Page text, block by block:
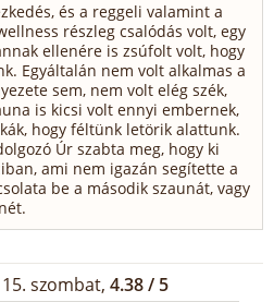
és a reggeli valamint a
részleg csalódás volt, egy
ellenére is zsúfolt volt, hogy
Egyáltalán nem volt alkalmas a
sem, nem volt elég szék,
is kicsi volt ennyi embernek,
hogy féltünk letörik alattunk.
Úr szabta meg, hogy ki
ami nem igazán segítette a
be a második szaunát, vagy
szombat, 4.38 / 5